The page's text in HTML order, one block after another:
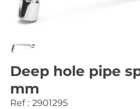
Deep hole pipe
mm
Ref : 2901295